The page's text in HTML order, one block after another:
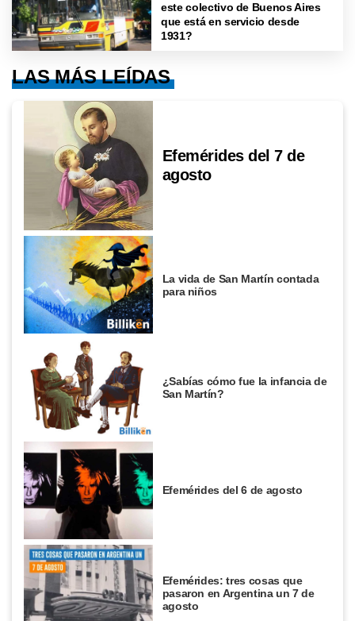
este colectivo de Buenos Aires
que está en servicio desde
1931?
LAS MÁS LEÍDAS
Efemérides del 7 de
agosto
La vida de San Martín contada
para niños
¿Sabías cómo fue la infancia de
San Martín?
Efemérides del 6 de agosto
Efemérides: tres cosas que
pasaron en Argentina un 7 de
agosto